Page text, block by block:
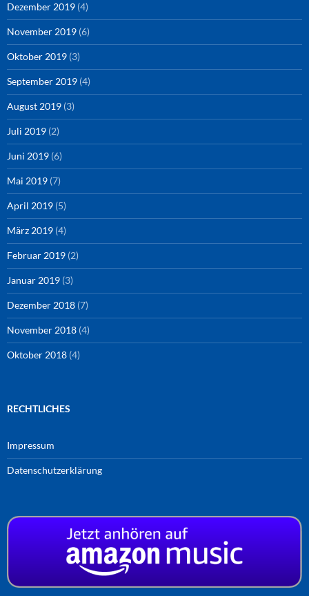
Dezember 2019 (4)
November 2019 (6)
Oktober 2019 (3)
September 2019 (4)
August 2019 (3)
Juli 2019 (2)
Juni 2019 (6)
Mai 2019 (7)
April 2019 (5)
März 2019 (4)
Februar 2019 (2)
Januar 2019 (3)
Dezember 2018 (7)
November 2018 (4)
Oktober 2018 (4)
RECHTLICHES
Impressum
Datenschutzerklärung